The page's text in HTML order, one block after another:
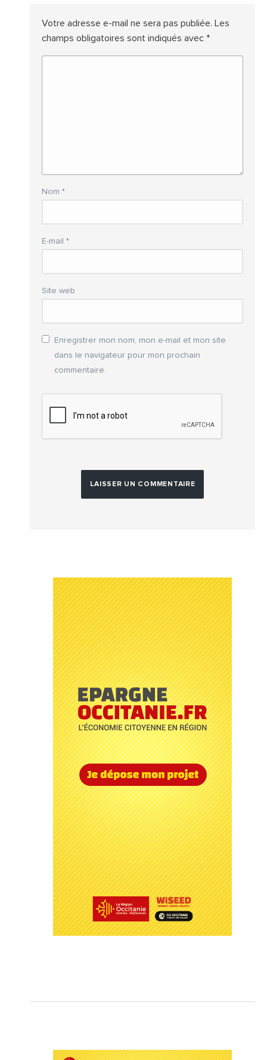
Votre adresse e-mail ne sera pas publiée. Les
champs obligatoires sont indiqués avec *
Nom *
E-mail *
Site web
Enregistrer mon nom, mon e-mail et mon site
dans le navigateur pour mon prochain
commentaire.